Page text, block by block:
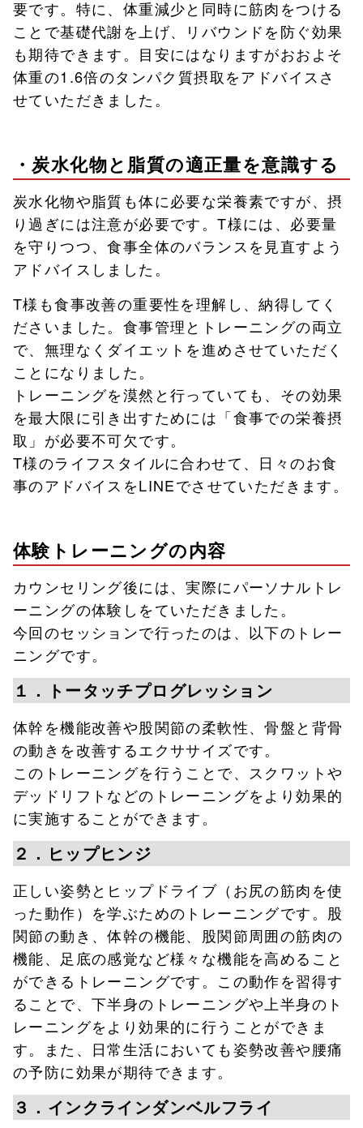
要です。特に、体重減少と同時に筋肉をつける
ことで基礎代謝を上げ、リバウンドを防ぐ効果
も期待できます。目安にはなりますがおおよそ
体重の1.6倍のタンパク質摂取をアドバイスさ
せていただきました。
・炭水化物と脂質の適正量を意識する
炭水化物や脂質も体に必要な栄養素ですが、摂
り過ぎには注意が必要です。T様には、必要量
を守りつつ、食事全体のバランスを見直すよう
アドバイスしました。
T様も食事改善の重要性を理解し、納得してく
ださいました。食事管理とトレーニングの両立
で、無理なくダイエットを進めさせていただく
ことになりました。
トレーニングを漠然と行っていても、その効果
を最大限に引き出すためには「食事での栄養摂
取」が必要不可欠です。
T様のライフスタイルに合わせて、日々のお食
事のアドバイスをLINEでさせていただきます。
体験トレーニングの内容
カウンセリング後には、実際にパーソナルトレ
ーニングの体験しをていただきました。
今回のセッションで行ったのは、以下のトレー
ニングです。
１．トータッチプログレッション
体幹を機能改善や股関節の柔軟性、骨盤と背骨
の動きを改善するエクササイズです。
このトレーニングを行うことで、スクワットや
デッドリフトなどのトレーニングをより効果的
に実施することができます。
２．ヒップヒンジ
正しい姿勢とヒップドライブ（お尻の筋肉を使
った動作）を学ぶためのトレーニングです。股
関節の動き、体幹の機能、股関節周囲の筋肉の
機能、足底の感覚など様々な機能を高めること
ができるトレーニングです。この動作を習得す
ることで、下半身のトレーニングや上半身のト
レーニングをより効果的に行うことができま
す。また、日常生活においても姿勢改善や腰痛
の予防に効果が期待できます。
３．インクラインダンベルフライ